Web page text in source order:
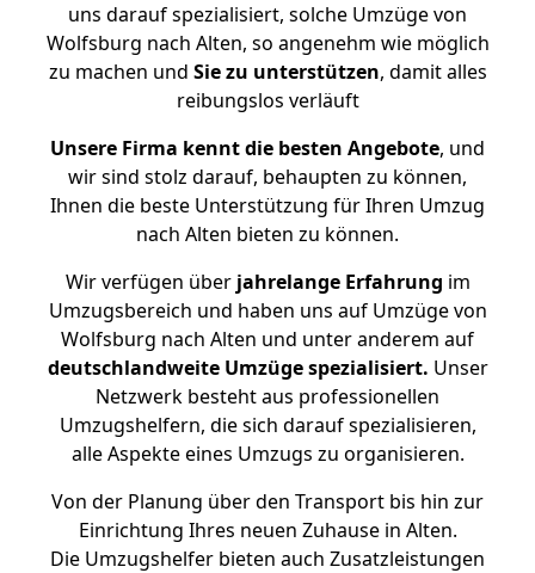
uns darauf spezialisiert, solche Umzüge von
Wolfsburg nach Alten, so angenehm wie möglich
zu machen und Sie zu unterstützen, damit alles
reibungslos verläuft
Unsere Firma kennt die besten Angebote, und
wir sind stolz darauf, behaupten zu können,
Ihnen die beste Unterstützung für Ihren Umzug
nach Alten bieten zu können.
Wir verfügen überjahrelange Erfahrung im
Umzugsbereich und haben uns auf Umzüge von
Wolfsburg nach Alten und unter anderem auf
deutschlandweite Umzüge spezialisiert. Unser
Netzwerk besteht aus professionellen
Umzugshelfern, die sich darauf spezialisieren,
alle Aspekte eines Umzugs zu organisieren.
Von der Planung über den Transport bis hin zur
Einrichtung Ihres neuen Zuhause in Alten.
Die Umzugshelfer bieten auch Zusatzleistungen